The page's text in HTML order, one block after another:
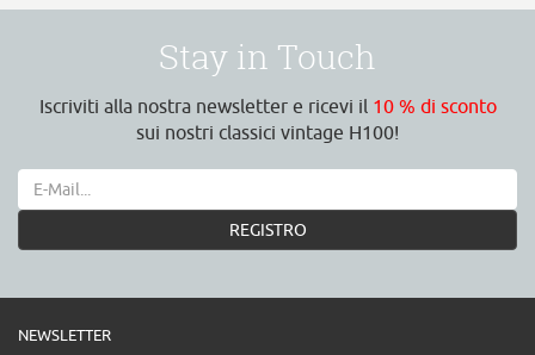
Stay in Touch
Iscriviti alla nostra newsletter e ricevi il 10 % di sconto
sui nostri classici vintage H100!
REGISTRO
NEWSLETTER